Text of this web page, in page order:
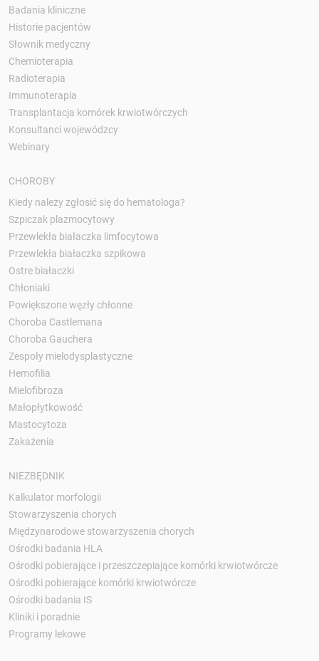
Badania kliniczne
Historie pacjentów
Słownik medyczny
Chemioterapia
Radioterapia
Immunoterapia
Transplantacja komórek krwiotwórczych
Konsultanci wojewódzcy
Webinary
CHOROBY
Kiedy należy zgłosić się do hematologa?
Szpiczak plazmocytowy
Przewlekła białaczka limfocytowa
Przewlekła białaczka szpikowa
Ostre białaczki
Chłoniaki
Powiększone węzły chłonne
Choroba Castlemana
Choroba Gauchera
Zespoły mielodysplastyczne
Hemofilia
Mielofibroza
Małopłytkowość
Mastocytoza
Zakażenia
NIEZBĘDNIK
Kalkulator morfologii
Stowarzyszenia chorych
Międzynarodowe stowarzyszenia chorych
Ośrodki badania HLA
Ośrodki pobierające i przeszczepiające komórki krwiotwórcze
Ośrodki pobierające komórki krwiotwórcze
Ośrodki badania IS
Kliniki i poradnie
Programy lekowe